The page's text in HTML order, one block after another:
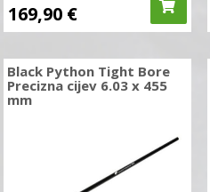
169,90 €
Black Python Tight Bore
Precizna cijev 6.03 x 455
mm